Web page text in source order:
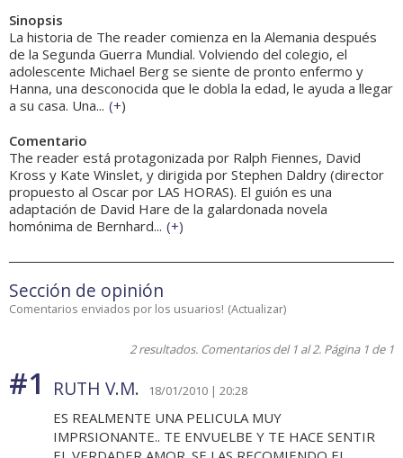
Sinopsis
La historia de The reader comienza en la Alemania después
de la Segunda Guerra Mundial. Volviendo del colegio, el
adolescente Michael Berg se siente de pronto enfermo y
Hanna, una desconocida que le dobla la edad, le ayuda a llegar
a su casa. Una... (+)
Comentario
The reader está protagonizada por Ralph Fiennes, David
Kross y Kate Winslet, y dirigida por Stephen Daldry (director
propuesto al Oscar por LAS HORAS). El guión es una
adaptación de David Hare de la galardonada novela
homónima de Bernhard... (+)
Sección de opinión
Comentarios enviados por los usuarios! (Actualizar)
2 resultados. Comentarios del 1 al 2. Página 1 de 1
#1 RUTH V.M. 18/01/2010 | 20:28
ES REALMENTE UNA PELICULA MUY
IMPRSIONANTE.. TE ENVUELBE Y TE HACE SENTIR